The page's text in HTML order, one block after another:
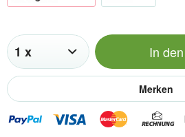
In den
Merken